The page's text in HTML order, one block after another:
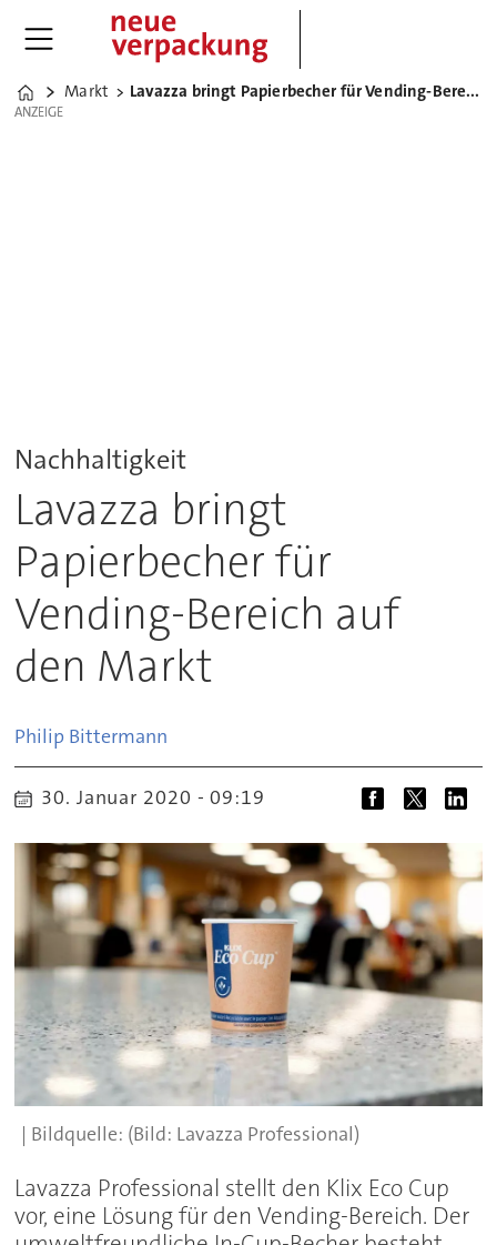
Home
Markt Lavazza bringt Papierbecher für Vending-Bereich auf den Markt
ANZEIGE
ANZEIGE
Nachhaltigkeit
Lavazza bringt
Papierbecher für
Vending-Bereich auf
den Markt
Philip Bittermann
30. Januar 2020 - 09:19
(Bild: Lavazza Professional)
Lavazza Professional stellt den Klix Eco Cup
vor, eine Lösung für den Vending-Bereich. Der